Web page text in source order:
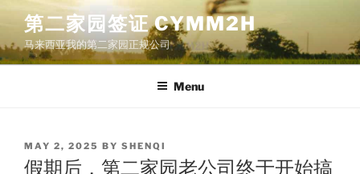
Skip
content
第二家园签证 CYMM2H
马来西亚我的第二家园正规公司
Menu
POSTED
ON
MAY 2, 2025 BY SHENQI
假期后，第二家园老公司终于开始搞